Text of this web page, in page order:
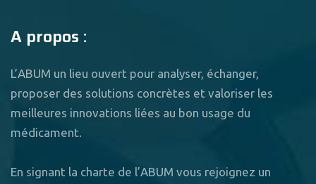
A propos :
L’ABUM un lieu ouvert pour analyser, échanger,
proposer des solutions concrètes et valoriser les
meilleures innovations liées au bon usage du
médicament.
En signant la charte de l’ABUM vous rejoignez un